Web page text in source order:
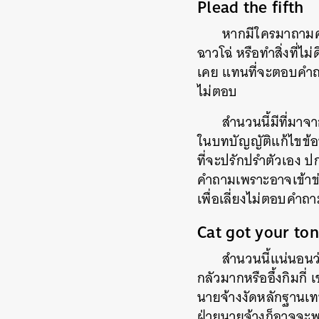
Plead the fifth
หากมีใครมาถาม
ฉาวโฉ่ หรือทำสิ่งที่ไ
เคย แทนที่จะตอบคำ
ไม่ตอบ
สำนวนนี้มีที่มาจ
ในบทบัญญัติแก้ไขข้อ
ที่จะปรักปรำตัวเอง
คำถามเพราะอาจเข้
เพื่อเลี่ยงไม่ตอบคำ
Cat got your
สำนวนนี้แน่นอน
กลัวมากหรืออึ้งกิมกี่
นายจ้างงัดหลักฐาน